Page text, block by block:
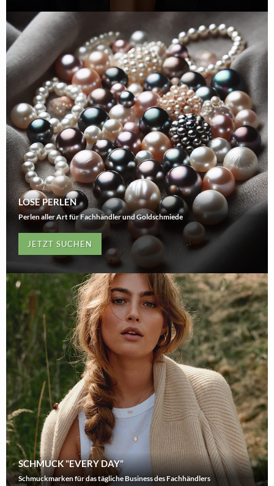
LOSE PERLEN
Perlen aller Art für Fachhändler und Goldschmiede
JETZT SUCHEN
SCHMUCK "EVERY DAY"
Schmuckmarken für das tägliche Business des Fachhändlers